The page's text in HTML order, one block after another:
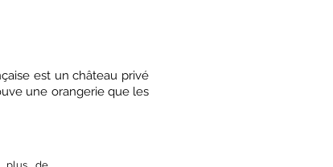
est un château privé
une orangerie que les